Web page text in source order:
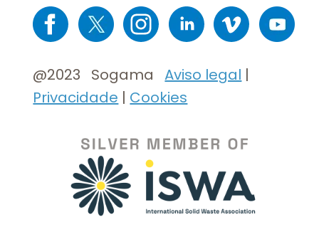
Imaxe Imaxe Imaxe Imaxe Imaxe Imaxe
@2023 SogamaAviso legal |
Privacidade | Cookies